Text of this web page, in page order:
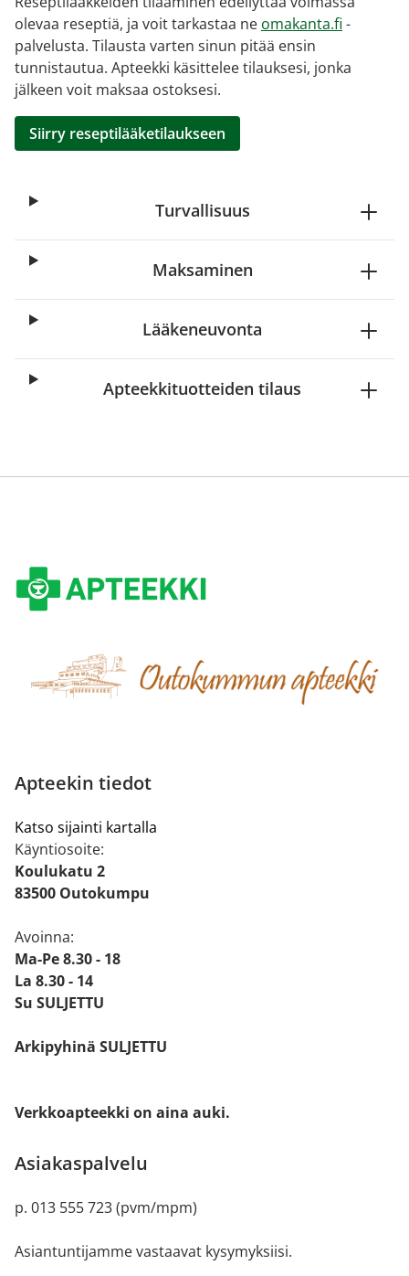
olevaa reseptiä, ja voit tarkastaa ne omakanta.fi -
palvelusta. Tilausta varten sinun pitää ensin
tunnistautua. Apteekki käsittelee tilauksesi, jonka
jälkeen voit maksaa ostoksesi.
Siirry reseptilääketilaukseen
Turvallisuus
Maksaminen
Lääkeneuvonta
Apteekkituotteiden tilaus
Apteekin tiedot
Katso sijainti kartalla
Käyntiosoite:
Koulukatu 2
83500 Outokumpu
Avoinna:
Ma-Pe 8.30 - 18
La 8.30 - 14
Su SULJETTU
Arkipyhinä SULJETTU
Verkkoapteekki on aina auki.
Asiakaspalvelu
p. 013 555 723 (pvm/mpm)
Asiantuntijamme vastaavat kysymyksiisi.